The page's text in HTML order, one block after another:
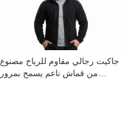
جاكيت رجالي مقاوم للرياح مصنوع
من قماش ناعم يسمح بمرور